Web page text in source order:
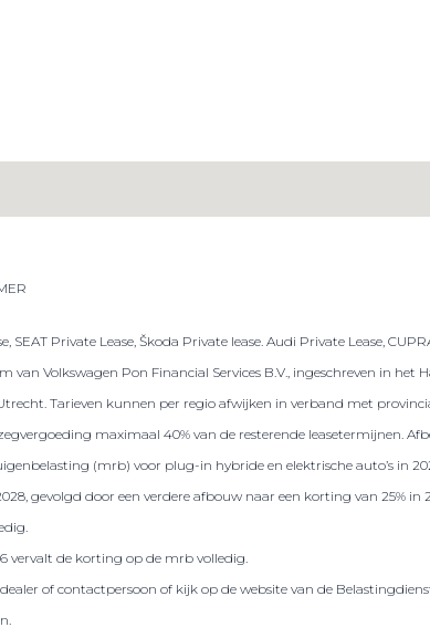
Private Lease, Škoda Private lease. Audi Private Lease,
Volkswagen Pon Financial Services B.V., ingeschreven in het
Tarieven kunnen per regio afwijken in verband met
maximaal 40% van de resterende leasetermijnen.
(mrb) voor plug-in hybride en elektrische auto’s in
gevolgd door een verdere afbouw naar een korting van 25% in
vervalt de korting op de mrb volledig.
of contactpersoon of kijk op de website van de